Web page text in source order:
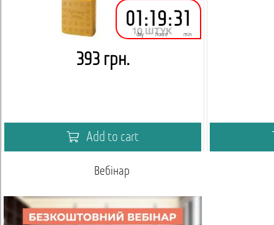
01
day
: 19
houre
:31
min
393 грн.
Add to cart
Вебінар